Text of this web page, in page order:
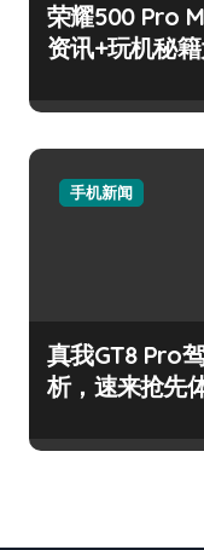
荣耀500 Pro
资讯+玩机秘籍
手机新闻
真我GT8 Pro
析，速来抢先